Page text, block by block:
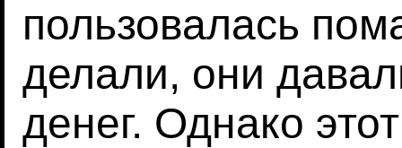
пользовалась
делали, они
денег. Однако